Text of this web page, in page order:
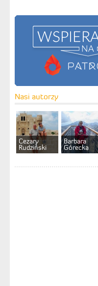
Nasi autorzy
Cezary
Rudziński
Barbara
Górecka